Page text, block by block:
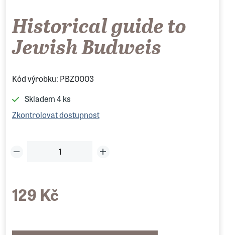
Historical guide to
Jewish Budweis
Kód výrobku: PBZ0003
Skladem4 ks
Zkontrolovat dostupnost
129 Kč